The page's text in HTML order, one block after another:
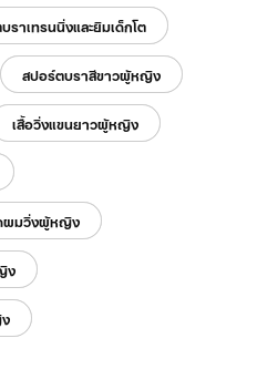
ราเทรนนิ่งและยิมเด็กโต
สปอร์ตบราสีขาวผู้หญิง
เสื้อวิ่งแขนยาวผู้หญิง
ผมวิ่งผู้หญิง
ง